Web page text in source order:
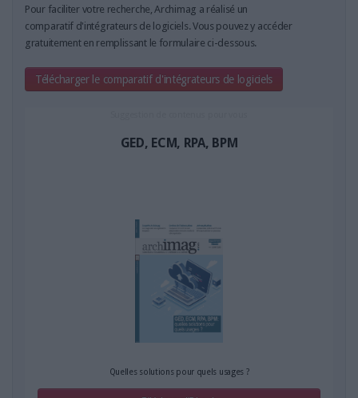
Pour faciliter votre recherche, Archimag a réalisé un
comparatif d'intégrateurs de logiciels. Vous pouvez y accéder
gratuitement en remplissant le formulaire ci-dessous.
​Télécharger le comparatif d'intégrateurs de logiciels
GED, ECM, RPA, BPM
Quelles solutions pour quels usages ?